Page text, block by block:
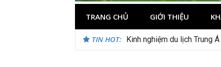
TRANG CHỦ GIỚI THIỆU
TIN HOT: Kinh nghiệm du lịch Trung
Du lịch Maldives – Lần